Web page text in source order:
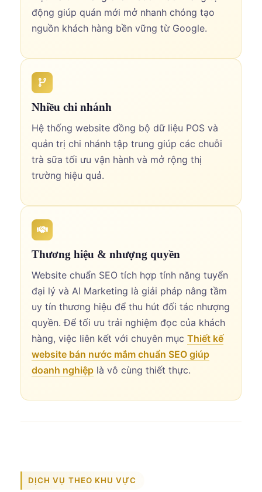
động giúp quán mới mở nhanh chóng tạo
nguồn khách hàng bền vững từ Google.
Nhiều chi nhánh
Hệ thống website đồng bộ dữ liệu POS và
quản trị chi nhánh tập trung giúp các chuỗi
trà sữa tối ưu vận hành và mở rộng thị
trường hiệu quả.
Thương hiệu & nhượng quyền
Website chuẩn SEO tích hợp tính năng tuyển
đại lý và AI Marketing là giải pháp nâng tầm
uy tín thương hiệu để thu hút đối tác nhượng
quyền. Để tối ưu trải nghiệm đọc của khách
hàng, việc liên kết với chuyên mục Thiết kế
website bán nước mắm chuẩn SEO giúp
doanh nghiệp là vô cùng thiết thực.
DỊCH VỤ THEO KHU VỰC